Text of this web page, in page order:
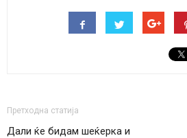
Претходна статија
Дали ќе бидам шеќерка и